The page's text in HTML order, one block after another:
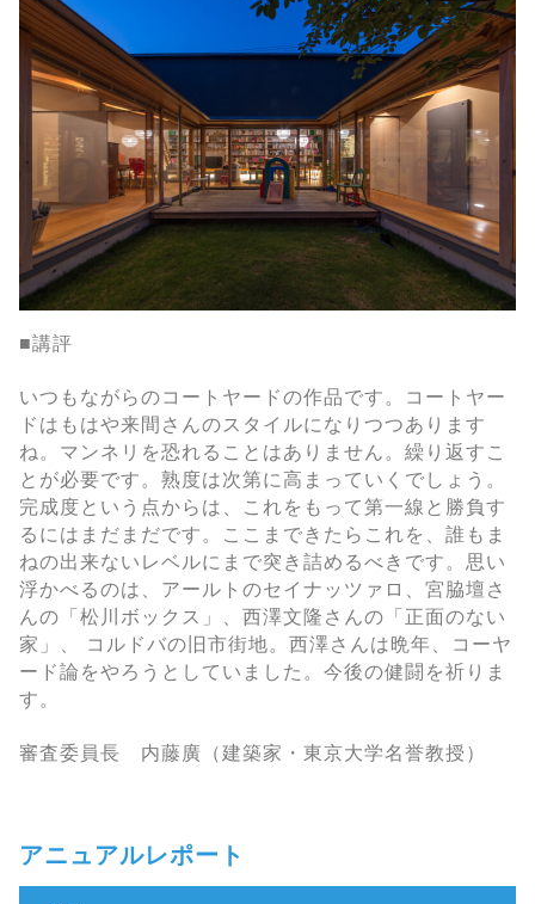
アニュアルレポート
■講評
いつもながらのコートヤードの作品です。コートヤー
ドはもはや来間さんのスタイルになりつつあります
ね。マンネリを恐れることはありません。繰り返すこ
とが必要です。熟度は次第に高まっていくでしょう。
完成度という点からは、これをもって第一線と勝負す
るにはまだまだです。ここまできたらこれを、誰もま
ねの出来ないレベルにまで突き詰めるべきです。思い
浮かべるのは、アールトのセイナッツァロ、宮脇壇さ
んの「松川ボックス」、西澤文隆さんの「正面のない
家」、 コルドバの旧市街地。西澤さんは晩年、コーヤ
ード論をやろうとしていました。今後の健闘を祈りま
す。
審査委員長 内藤廣（建築家・東京大学名誉教授）